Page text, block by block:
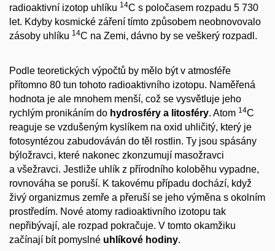
radioaktivní izotop uhlíku 14C s poločasem rozpadu 5 730
let. Kdyby kosmické záření tímto způsobem neobnovovalo
zásoby uhlíku 14C na Zemi, dávno by se veškerý rozpadl.
Podle teoretických výpočtů by mělo být v atmosféře
přítomno 80 tun tohoto radioaktivního izotopu. Naměřená
hodnota je ale mnohem menší, což se vysvětluje jeho
rychlým pronikáním do hydrosféry a litosféry. Atom 14C
reaguje se vzdušeným kyslíkem na oxid uhličitý, který je
fotosyntézou zabudováván do těl rostlin. Ty jsou spásány
býložravci, které nakonec zkonzumují masožravci
a všežravci. Jestliže uhlík z přírodního koloběhu vypadne,
rovnováha se poruší. K takovému případu dochází, když
živý organizmus zemře a přeruší se jeho výměna s okolním
prostředím. Nové atomy radioaktivního izotopu tak
nepřibývají, ale rozpad pokračuje. V tomto okamžiku
začínají bít pomyslné uhlíkové hodiny.